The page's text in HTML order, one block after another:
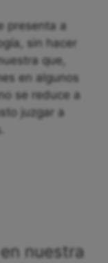
presenta a
sin hacer
que,
en algunos
se reduce a
juzgar a
nuestra